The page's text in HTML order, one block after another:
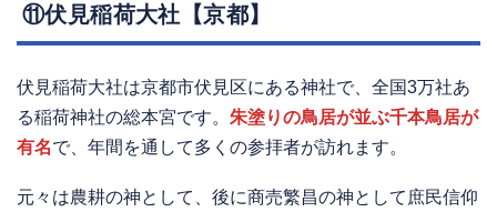
⑪伏見稲荷大社【京都】
伏見稲荷大社は京都市伏見区にある神社で、全国3万社あ
る稲荷神社の総本宮です。 朱塗りの鳥居が並ぶ千本鳥居が
有名で、年間を通して多くの参拝者が訪れます。
元々は農耕の神として、後に商売繁昌の神として庶民信仰